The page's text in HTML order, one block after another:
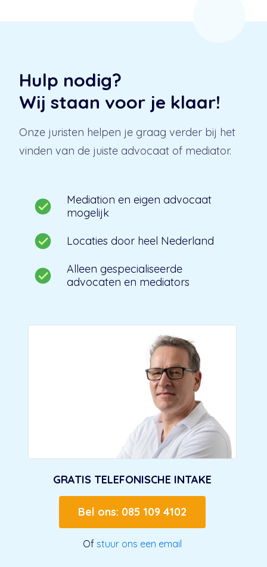
Hulp nodig?
Wij staan voor je klaar!
Onze juristen helpen je graag verder bij het
vinden van de juiste advocaat of mediator.
Mediation en eigen advocaat
mogelijk
Locaties door heel Nederland
Alleen gespecialiseerde
advocaten en mediators
GRATIS TELEFONISCHE INTAKE
Bel ons: 085 109 4102
Of stuur ons een email